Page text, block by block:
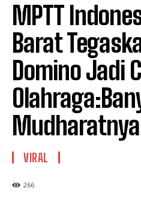
MPTT
Barat
Domino Jadi
Mudharatnya
VIRAL
266